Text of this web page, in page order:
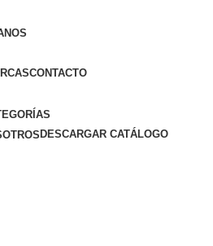
CONTACTO
DESCARGAR CATÁLOGO